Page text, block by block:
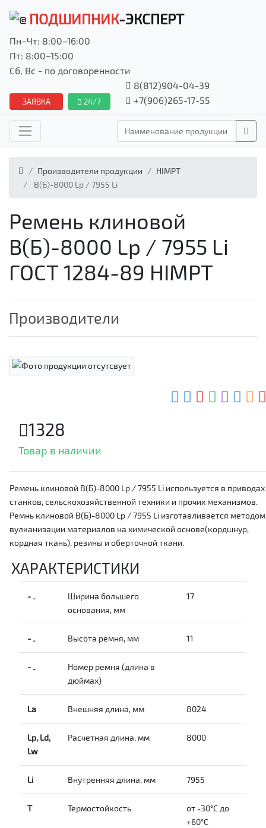
ПОДШИПНИК-ЭКСПЕРТ
Пн–Чт: 8:00–16:00
Пт: 8:00–15:00
Сб, Вс - по договоренности
ЗАЯВКА 24/7
8(812)904-04-39
+7(906)265-17-55
Производители продукции
HIMPT
В(Б)-8000 Lp / 7955 Li
Ремень клиновой
В(Б)-8000 Lp / 7955 Li
ГОСТ 1284-89 HIMPT
Производители
1328
Товар в наличии
Ремень клиновой В(Б)-8000 Lp / 7955 Li используется в приводах
станков, сельскохозяйственной техники и прочих механизмов.
Ремнь клиновой В(Б)-8000 Lp / 7955 Li изготавливается методом
вулканизации материалов на химической основе(кордшнур,
кордная ткань), резины и оберточной ткани.
ХАРАКТЕРИСТИКИ
- -
Ширина большего
основания, мм
17
- - Высота ремня, мм 11
- -
Номер ремня (длина в
дюймах)
La Внешняя длина, мм 8024
Lp, Ld,
Lw
Расчетная длина, мм 8000
Li Внутренняя длина, мм 7955
Т Термостойкость
от -30°C до
+60°C